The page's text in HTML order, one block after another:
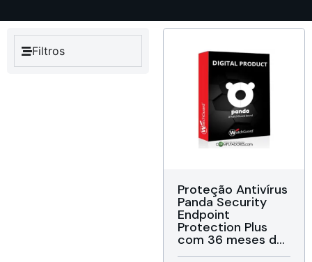
Filtros
Proteção Antivírus
Panda Security
Endpoint
Protection Plus
com 36 meses de
atualizações,